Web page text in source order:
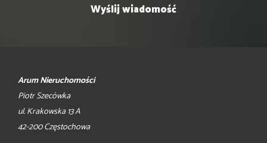
Arum Nieruchomości
Piotr Szecówka
ul. Krakowska 13 A
42-200 Częstochowa